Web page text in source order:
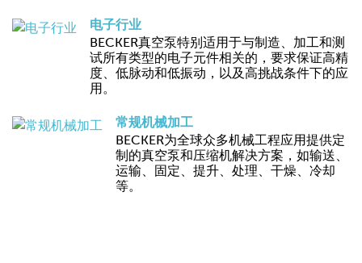
电子行业
BECKER真空泵特别适用于与制造、加工和测
试所有类型的电子元件相关的，要求保证高精
度、低脉动和低振动，以及高挑战条件下的应
用。
常规机械加工
BECKER为全球众多机械工程应用提供定
制的真空泵和压缩机解决方案，如输送、
运输、固定、提升、处理、干燥、冷却
等。